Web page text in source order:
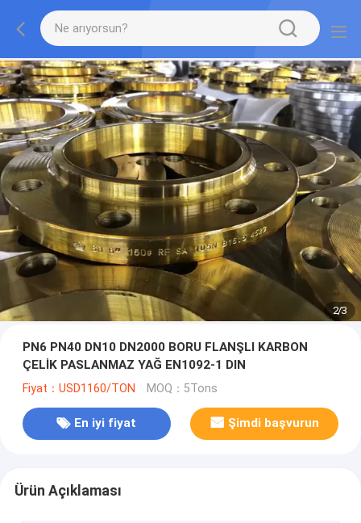
2/3
PN6 PN40 DN10 DN2000 BORU FLANŞLI KARBON
ÇELİK PASLANMAZ YAĞ EN1092-1 DIN
Fiyat：USD1160/TON MOQ：5Tons
En iyi fiyat Şimdi başvurun
Ürün Açıklaması